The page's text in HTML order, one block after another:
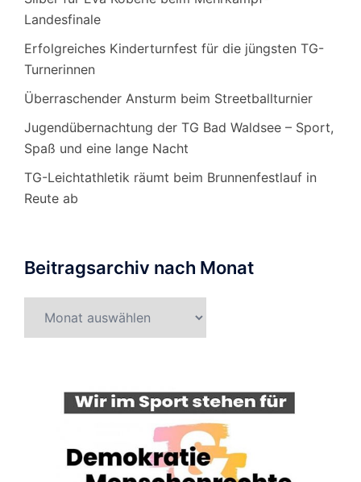
Landesfinale
Erfolgreiches Kinderturnfest für die jüngsten TG-
Turnerinnen
Überraschender Ansturm beim Streetballturnier
Jugendübernachtung der TG Bad Waldsee – Sport,
Spaß und eine lange Nacht
TG-Leichtathletik räumt beim Brunnenfestlauf in
Reute ab
Beitragsarchiv nach Monat